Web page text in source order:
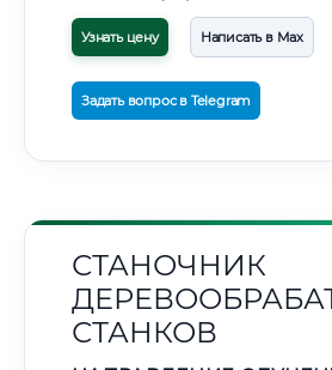
Узнать цену Написать в Max
Задать вопрос в Telegram
СТАНОЧНИК
СТАНКОВ